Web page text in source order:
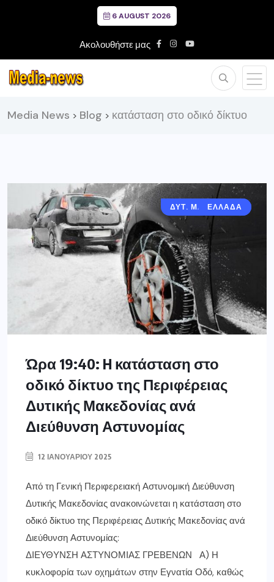
6 AUGUST 2026
Ακολουθήστε μας
Media News > Blog > κατάσταση στο οδικό δίκτυο
ΔΥΤ. ΜΑΚΕΔΟΝΙΑ
ΕΛΛΑΔΑ
Ώρα 19:40: H κατάσταση στο
οδικό δίκτυο της Περιφέρειας
Δυτικής Μακεδονίας ανά
Διεύθυνση Αστυνομίας
12 ΙΑΝΟΥΑΡΊΟΥ 2025
Από τη Γενική Περιφερειακή Αστυνομική Διεύθυνση
Δυτικής Μακεδονίας ανακοινώνεται η κατάσταση στο
οδικό δίκτυο της Περιφέρειας Δυτικής Μακεδονίας ανά
Διεύθυνση Αστυνομίας:
ΔΙΕΥΘΥΝΣΗ ΑΣΤΥΝΟΜΙΑΣ ΓΡΕΒΕΝΩΝ Α) Η
κυκλοφορία των οχημάτων στην Εγνατία Οδό, καθώς